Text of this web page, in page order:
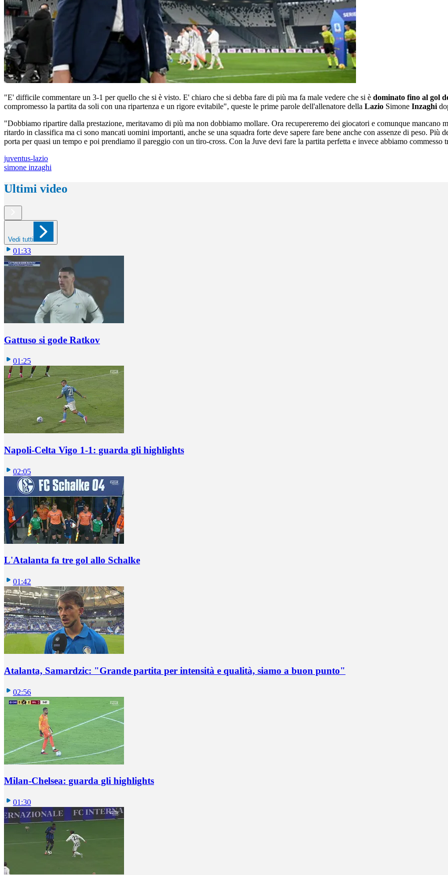
"E' difficile commentare un 3-1 per quello che si è visto. E' chiaro che si debba fare di più ma fa male vedere che si è dominato fino al gol
compromesso la partita da soli con una ripartenza e un rigore evitabile", queste le prime parole dell'allenatore della Lazio Simone Inzaghi
"Dobbiamo ripartire dalla prestazione, meritavamo di più ma non dobbiamo mollare. Ora recupereremo dei giocatori e comunque mancano
ritardo in classifica ma ci sono mancati uomini importanti, anche se una squadra forte deve sapere fare bene anche con assenze di peso.
porta per quasi un tempo e poi prendiamo il pareggio con un tiro-cross. Con la Juve devi fare la partita perfetta e invece abbiamo commesso
juventus-lazio
simone inzaghi
Ultimi video
Vedi tutti
01:33
Gattuso si gode Ratkov
01:25
Napoli-Celta Vigo 1-1: guarda gli highlights
02:05
L'Atalanta fa tre gol allo Schalke
01:42
Atalanta, Samardzic: "Grande partita per intensità e qualità, siamo a buon punto"
02:56
Milan-Chelsea: guarda gli highlights
01:30